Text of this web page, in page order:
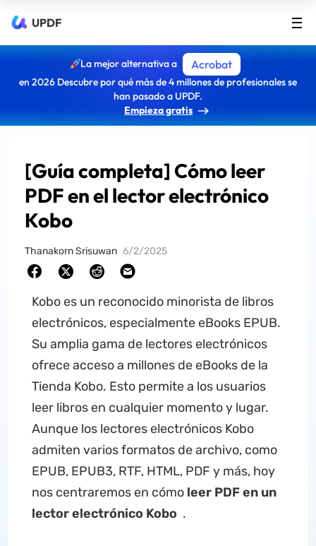
UPDF
La mejor alternativa a Acrobat
en 2026 Descubre por qué más de 4 millones de profesionales se
han pasado a UPDF.
Empieza gratis
[Guía completa] Cómo leer
PDF en el lector electrónico
Kobo
Thanakorn Srisuwan 6/2/2025
Kobo es un reconocido minorista de libros
electrónicos, especialmente eBooks EPUB.
Su amplia gama de lectores electrónicos
ofrece acceso a millones de eBooks de la
Tienda Kobo. Esto permite a los usuarios
leer libros en cualquier momento y lugar.
Aunque los lectores electrónicos Kobo
admiten varios formatos de archivo, como
EPUB, EPUB3, RTF, HTML, PDF y más, hoy
nos centraremos en cómo leer PDF en un
lector electrónico Kobo .